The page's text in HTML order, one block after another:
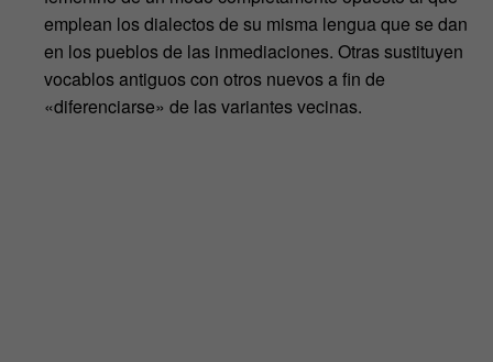
emplean los dialectos de su misma lengua que se dan
en los pueblos de las inmediaciones. Otras sustituyen
vocablos antiguos con otros nuevos a fin de
«diferenciarse» de las variantes vecinas.